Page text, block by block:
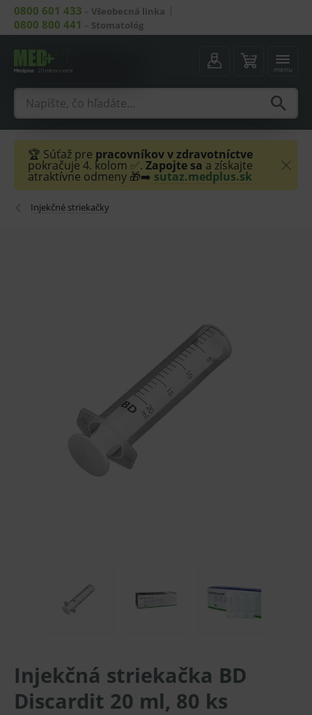
0800 601 433 – Všeobecná linka
0800 800 441 – Stomatológ
menu
🏆 Súťaž pre pracovníkov v zdravotníctve
pokračuje 4. kolom ✅. Zapojte sa a získajte
atraktívne odmeny 🎁➡️ sutaz.medplus.sk
Injekčné striekačky
Injekčná striekačka BD
Discardit 20 ml, 80 ks